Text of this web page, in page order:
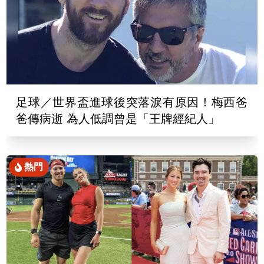
足球／世界盃進球後突落淚有原因！梅西爸
爸傳病逝 為人低調曾是「王牌經紀人」
熱門